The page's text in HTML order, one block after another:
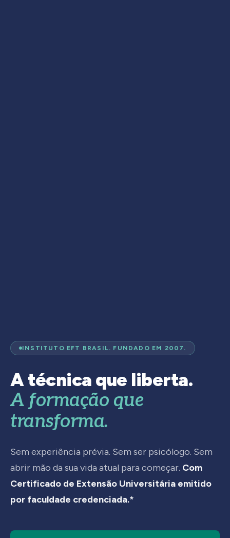
INSTITUTO EFT BRASIL. FUNDADO EM 2007.
A técnica que liberta.
A formação que
transforma.
Sem experiência prévia. Sem ser psicólogo. Sem
abrir mão da sua vida atual para começar. Com
Certificado de Extensão Universitária emitido
por faculdade credenciada.*